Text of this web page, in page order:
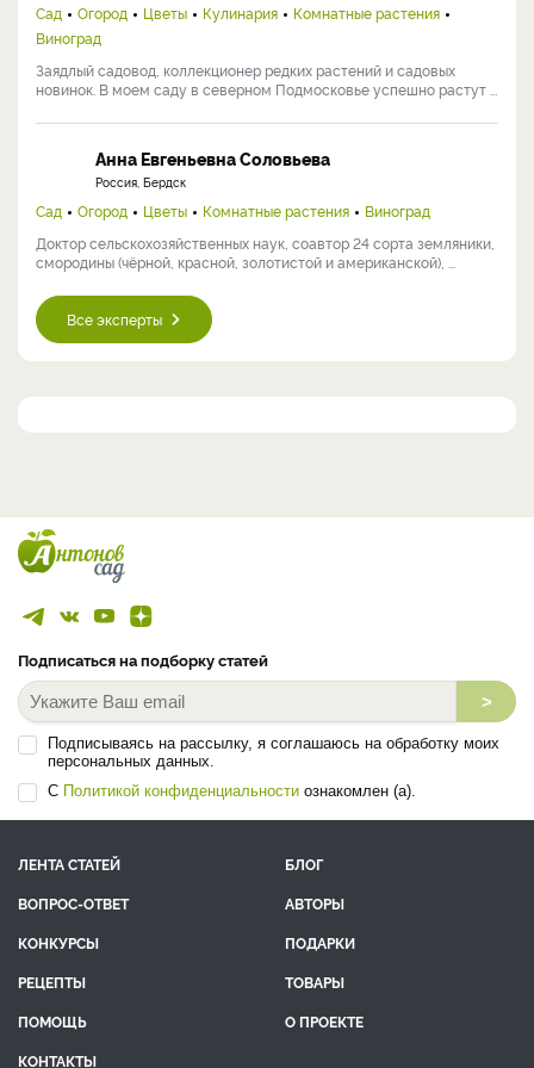
Сад Огород Цветы Кулинария
Комнатные растения
Виноград
Заядлый садовод, коллекционер редких растений и садовых
новинок. В моем саду в северном Подмосковье успешно растут ...
Анна Евгеньевна Соловьева
Россия, Бердск
Сад Огород Цветы Комнатные растения
Виноград
Доктор сельскохозяйственных наук, соавтор 24 сорта земляники,
смородины (чёрной, красной, золотистой и американской), ...
Все эксперты
Подписаться на подборку статей
>
Подписываясь на рассылку, я соглашаюсь на обработку моих
персональных данных.
С Политикой конфиденциальности ознакомлен (а).
ЛЕНТА СТАТЕЙ
БЛОГ
ВОПРОС-ОТВЕТ
АВТОРЫ
КОНКУРСЫ
ПОДАРКИ
РЕЦЕПТЫ
ТОВАРЫ
ПОМОЩЬ
О ПРОЕКТЕ
КОНТАКТЫ